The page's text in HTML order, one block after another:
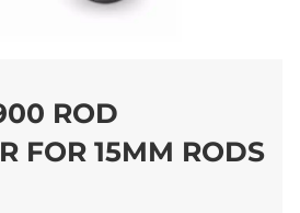
ROD
FOR 15MM RODS